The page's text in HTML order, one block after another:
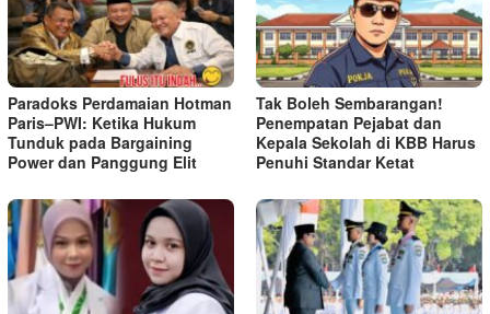
Paradoks Perdamaian Hotman
Paris–PWI: Ketika Hukum
Tunduk pada Bargaining
Power dan Panggung Elit
Tak Boleh Sembarangan!
Penempatan Pejabat dan
Kepala Sekolah di KBB Harus
Penuhi Standar Ketat ​